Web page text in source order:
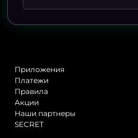
Приложения
Платежи
Правила
Акции
Наши партнеры
SECRET